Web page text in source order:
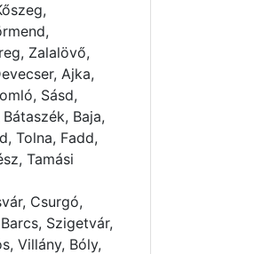
Zalalövő,
Ajka,
Sásd,
Baja,
Tolna, Fadd,
Tamási
Csurgó,
Szigetvár,
Villány, Bóly,